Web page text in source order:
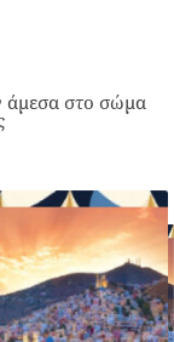
άμεσα στο σώμα